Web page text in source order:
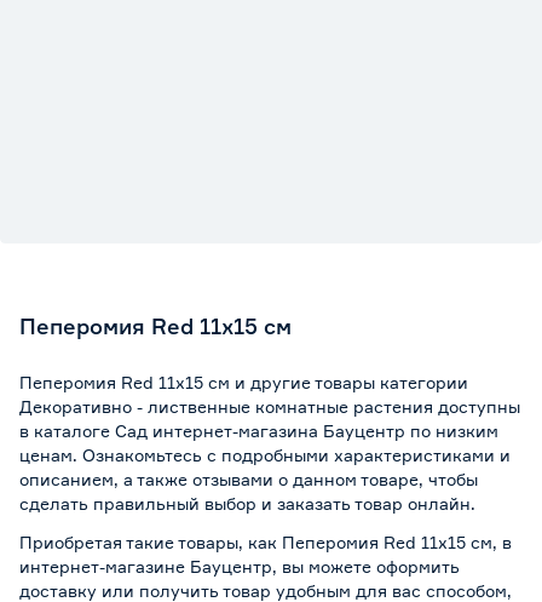
Пеперомия Red 11х15 см
Пеперомия Red 11х15 см и другие товары категории
Декоративно - лиственные комнатные растения доступны
в каталоге Сад интернет-магазина Бауцентр по низким
ценам. Ознакомьтесь с подробными характеристиками и
описанием, а также отзывами о данном товаре, чтобы
сделать правильный выбор и заказать товар онлайн.
Приобретая такие товары, как Пеперомия Red 11х15 см, в
интернет-магазине Бауцентр, вы можете оформить
доставку или получить товар удобным для вас способом,